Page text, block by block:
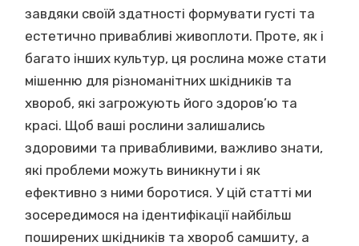
завдяки своїй здатності формувати густі та
естетично привабливі живоплоти. Проте, як і
багато інших культур, ця рослина може стати
мішенню для різноманітних шкідників та
хвороб, які загрожують його здоров’ю та
красі. Щоб ваші рослини залишались
здоровими та привабливими, важливо знати,
які проблеми можуть виникнути і як
ефективно з ними боротися. У цій статті ми
зосередимося на ідентифікації найбільш
поширених шкідників та хвороб самшиту, а